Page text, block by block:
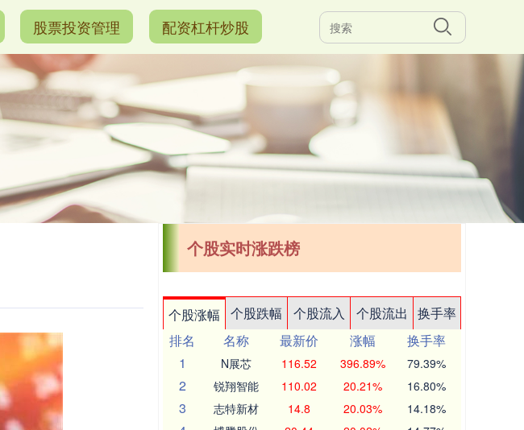
股票投资管理 配资杠杆炒股
个股实时涨跌榜
个股涨幅 个股跌幅 个股流入 个股流出
换手率
排名
名称 最新价 涨幅
换手率
1
N展芯 116.52 396.89% 79.39%
2 锐翔智能 110.02 20.21% 16.80%
3 志特新材 14.8 20.03% 14.18%